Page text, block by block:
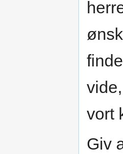
vort
Giv